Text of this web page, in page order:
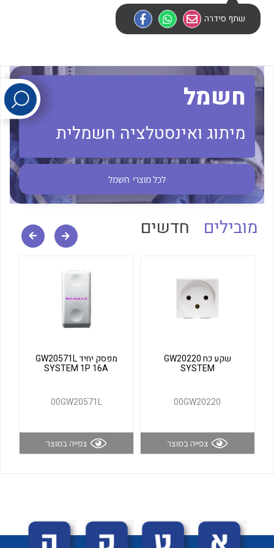
לכל מוצרי היצרן
לכל מוצרי היצרן לכל מוצרי היצרן
שתף סידרה
חשמל
מיתוג ואינסטלציה חשמלית
לכל מוצרי חשמל
מובילים חדשים
שקע כח GW20220
SYSTEM
00GW20220
צפייה במוצר
מפסק יחיד GW20571L
SYSTEM 1P 16A
00GW20571L
צפייה במוצר